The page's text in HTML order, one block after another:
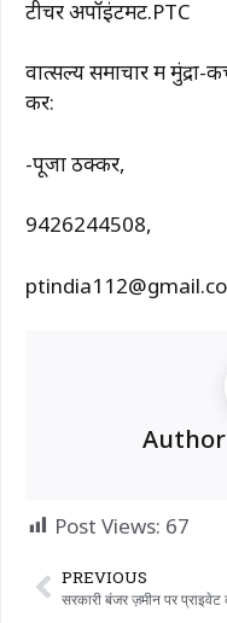
टीचर अपॉइंटमेंट.PTC
वात्सल्य समाचार में
करें:
-पूजा ठक्कर,
9426244508,
Post Views: 67
PREVIOUS